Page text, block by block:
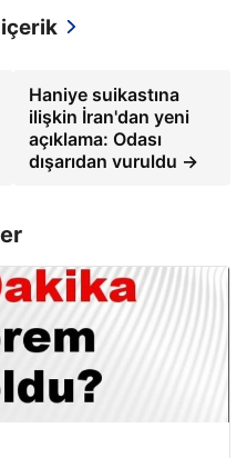
Haniye suikastına
ilişkin İran'dan yeni
açıklama: Odası
dışarıdan vuruldu →